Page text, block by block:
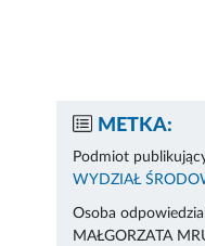
METKA:
Podmiot
WYDZIAŁ
Osoba
MAŁGORZATA